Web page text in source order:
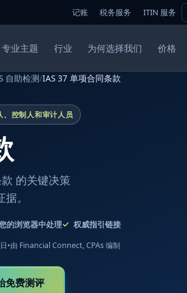
记账 税务服务 ITIN 服务
专业主题 行业 为何选择我们 价格
自助检测/IAS 37 单项合同条款
、控制人和审计人员
的关键决策
。
的浏览器中处理 权威指引链接
•由 Financial Connect, CPAs 编制
免费测评